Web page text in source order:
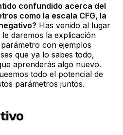
confundido acerca del
como la escala CFG, la
Has venido al lugar
daremos la explicación
con ejemplos
que ya lo sabes todo,
aprenderás algo nuevo.
todo el potencial de
parámetros juntos.